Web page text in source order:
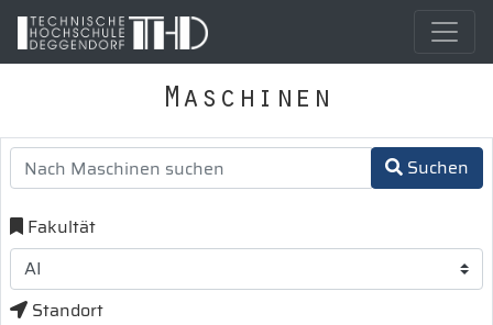
Maschinen
Suchen
Fakultät
Standort